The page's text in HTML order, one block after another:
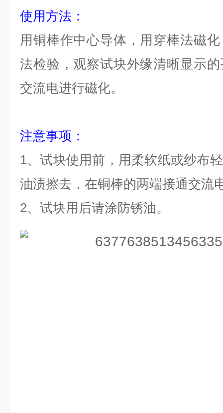
使用方法：
用铜棒作中心导体，用穿棒法磁
法检验，观察试块外缘清晰显示
交流电进行磁化。
注意事项：
1、试块使用前，用柔软纸或纱布
油渍擦去，在铜棒的两端接通交流
2、试块用后请涂防锈油。